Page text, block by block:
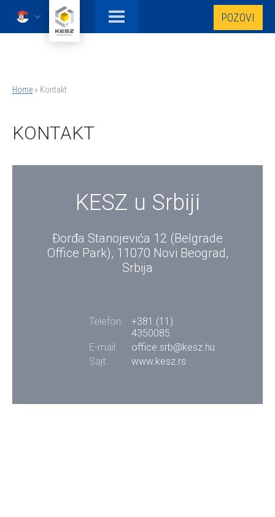
POZOVI
Home Kontakt
KONTAKT
KESZ u Srbiji
Đorđa Stanojevića 12 (Belgrade
Office Park), 11070 Novi Beograd,
Srbija
Telefon:
+381 (11)
4350085
E-mail:
office.srb@kesz.hu
Sajt:
www.kesz.rs